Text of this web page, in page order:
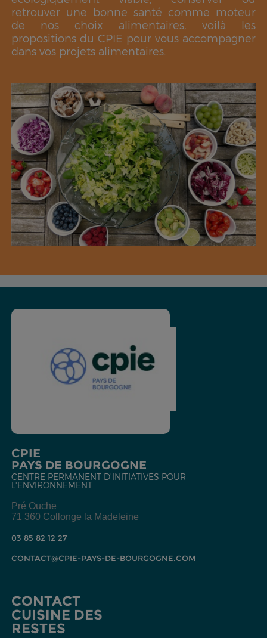
retrouver une bonne santé comme moteur
de nos choix alimentaires, voilà les
propositions du CPIE pour vous accompagner
dans vos projets alimentaires.
CPIE
PAYS DE BOURGOGNE
CENTRE PERMANENT D'INITIATIVES POUR
L'ENVIRONNEMENT
Pré Ouche
71 360 Collonge la Madeleine
03 85 82 12 27
CONTACT@CPIE-PAYS-DE-BOURGOGNE.COM
CONTACT
CUISINE DES
RESTES